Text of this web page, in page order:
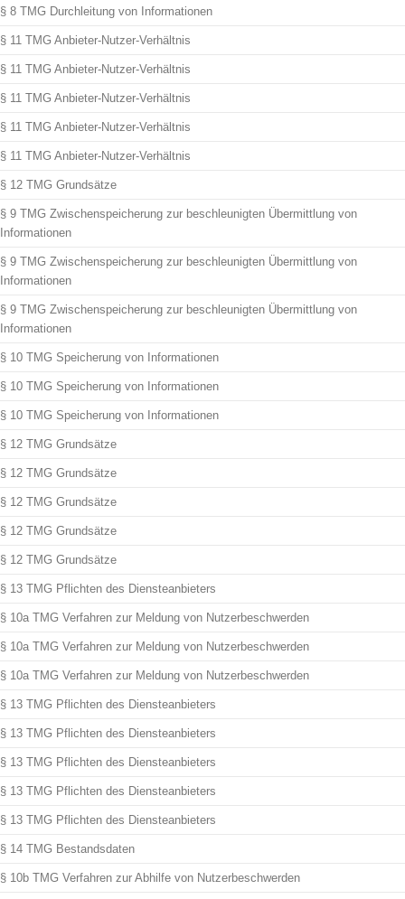
§ 8 TMG Durchleitung von Informationen
§ 11 TMG Anbieter-Nutzer-Verhältnis
§ 11 TMG Anbieter-Nutzer-Verhältnis
§ 11 TMG Anbieter-Nutzer-Verhältnis
§ 11 TMG Anbieter-Nutzer-Verhältnis
§ 11 TMG Anbieter-Nutzer-Verhältnis
§ 12 TMG Grundsätze
§ 9 TMG Zwischenspeicherung zur beschleunigten Übermittlung von
Informationen
§ 9 TMG Zwischenspeicherung zur beschleunigten Übermittlung von
Informationen
§ 9 TMG Zwischenspeicherung zur beschleunigten Übermittlung von
Informationen
§ 10 TMG Speicherung von Informationen
§ 10 TMG Speicherung von Informationen
§ 10 TMG Speicherung von Informationen
§ 12 TMG Grundsätze
§ 12 TMG Grundsätze
§ 12 TMG Grundsätze
§ 12 TMG Grundsätze
§ 12 TMG Grundsätze
§ 13 TMG Pflichten des Diensteanbieters
§ 10a TMG Verfahren zur Meldung von Nutzerbeschwerden
§ 10a TMG Verfahren zur Meldung von Nutzerbeschwerden
§ 10a TMG Verfahren zur Meldung von Nutzerbeschwerden
§ 13 TMG Pflichten des Diensteanbieters
§ 13 TMG Pflichten des Diensteanbieters
§ 13 TMG Pflichten des Diensteanbieters
§ 13 TMG Pflichten des Diensteanbieters
§ 13 TMG Pflichten des Diensteanbieters
§ 14 TMG Bestandsdaten
§ 10b TMG Verfahren zur Abhilfe von Nutzerbeschwerden